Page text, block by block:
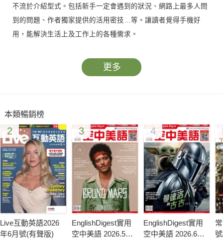
不流於介紹型式。包括新手一定會遇到的狀況、網路上最多人問
到的問題、作者獨家提供的活用密技…等。讓讀者覺得手機好
用，能解決生活上及工作上的各種需求。
全書以活潑、短小單元的型式呈現，讀者讀起來不會有壓力，隨
手就能翻查到自己想知道的主題。
網路上極具知名度的3C部落格，統籌過多本暢銷書籍。
【本書特色】
◎外觀與軟硬體規格、特色大解密
◎一定要做的Google服務申請與設定
◎HTC Sense密技
◎特色功能+操作小密技
◎內建應用程式活用
◎你可能不知道的設定
更多
本類暢銷榜
2
Live互動英語2026
年6月號(有聲版)
3
EnglishDigest實用
空中美語 2026.5月
4
EnglishDigest實用
空中美語 2026.6月